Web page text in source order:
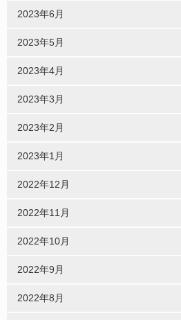
2023年6月
2023年5月
2023年4月
2023年3月
2023年2月
2023年1月
2022年12月
2022年11月
2022年10月
2022年9月
2022年8月